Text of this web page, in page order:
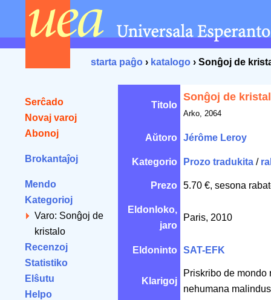
starta paĝo › katalogo › Sonĝoj de
Serĉado
Novaj varoj
Abonoj
Brokantaĵoj
Mendo
Kategorioj
Varo: Sonĝoj de
kristalo
Recenzoj
Statistiko
Elŝutu
Helpo
Titolo
Sonĝoj de
Arko, 2064
Aŭtoro Jérôme Leroy
Kategorio Prozo tradukita /
Prezo 5.70 €, sesona
Eldonloko,
jaro
Paris, 2010
Eldoninto SAT-EFK
Klarigoj
Priskribo de mondo
nehumana